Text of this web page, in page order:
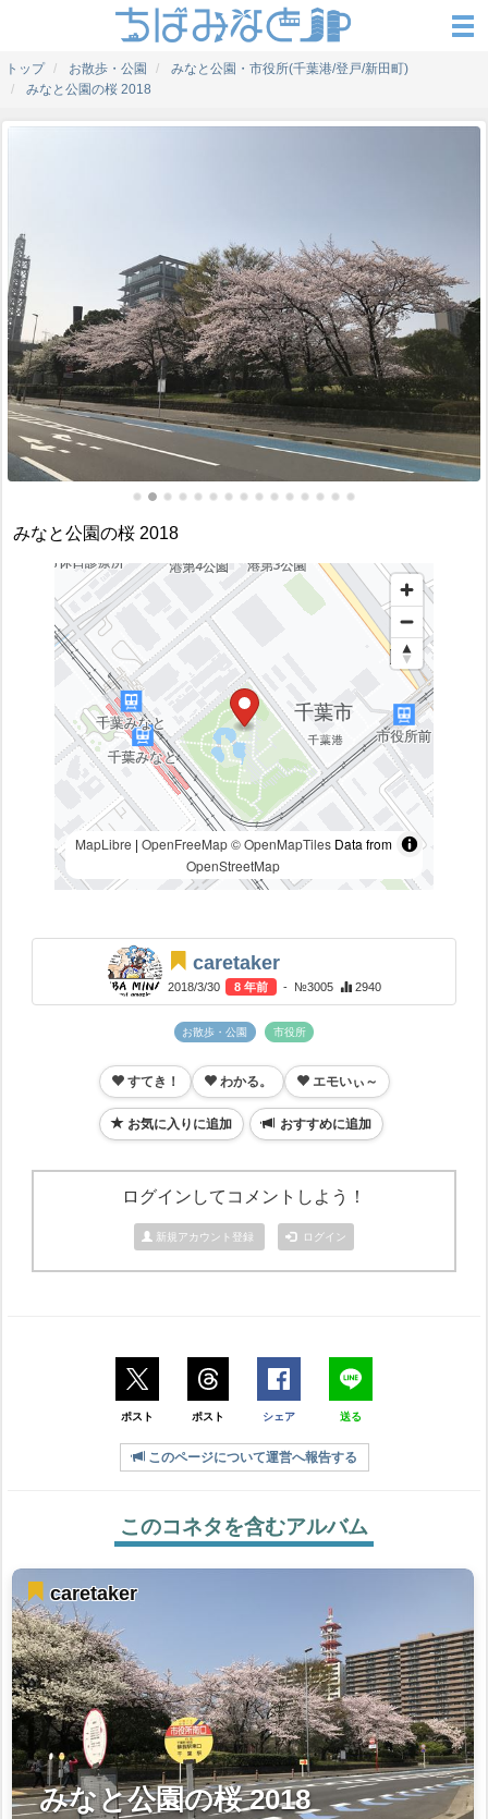
トップ お散歩・公園
みなと公園・市役所(千葉港/登戸/新田町)
みなと公園の桜 2018
みなと公園の桜 2018
MapLibre | OpenFreeMap © OpenMapTilesData from
OpenStreetMap
caretaker
2018/3/30 8 年前 - №3005 2940
お散歩・公園 市役所
すてき！ わかる。 エモいぃ～
お気に入りに追加 おすすめに追加
ログインしてコメントしよう！
新規アカウント登録 ログイン
ポスト ポスト シェア 送る
このページについて運営へ報告する
このコネタを含むアルバム
caretaker
みなと公園の桜 2018